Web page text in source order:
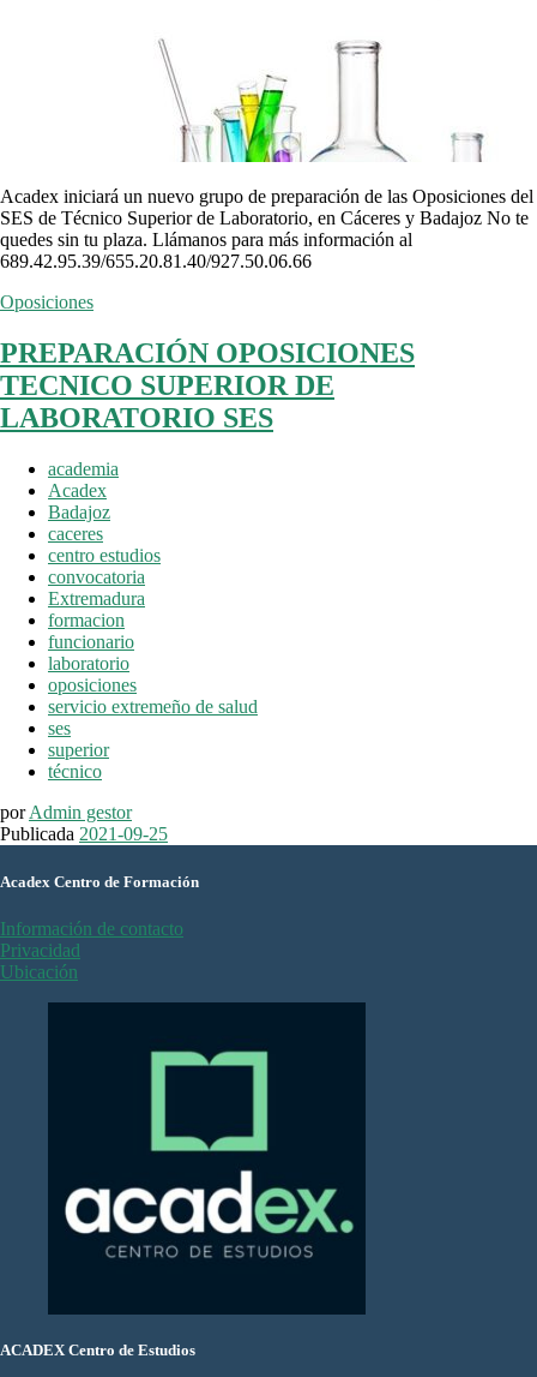
Acadex iniciará un nuevo grupo de preparación de las Oposiciones del
SES de Técnico Superior de Laboratorio, en Cáceres y Badajoz No te
quedes sin tu plaza. Llámanos para más información al
689.42.95.39/655.20.81.40/927.50.06.66
Oposiciones
PREPARACIÓN OPOSICIONES
TECNICO SUPERIOR DE
LABORATORIO SES
academia
Acadex
Badajoz
caceres
centro estudios
convocatoria
Extremadura
formacion
funcionario
laboratorio
oposiciones
servicio extremeño de salud
ses
superior
técnico
porAdmin gestor
Publicada 2021-09-25
Acadex Centro de Formación
Información de contacto
Privacidad
Ubicación
ACADEX Centro de Estudios